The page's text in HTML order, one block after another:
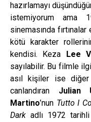
hazırlamayı
istemiyorum ama
sinemasında
kötü karakter
kendisi. Keza Lee
sayılabilir. Bu filmle
asıl kişiler ise diğer
canlandıran Julian
Martino’nun Tutto I
Dark adlı 1972